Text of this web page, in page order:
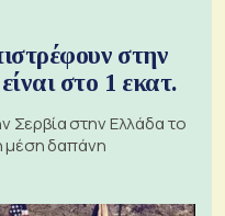
στην
στο 1 εκατ.
Σερβία στην Ελλάδα το
μέση δαπάνη